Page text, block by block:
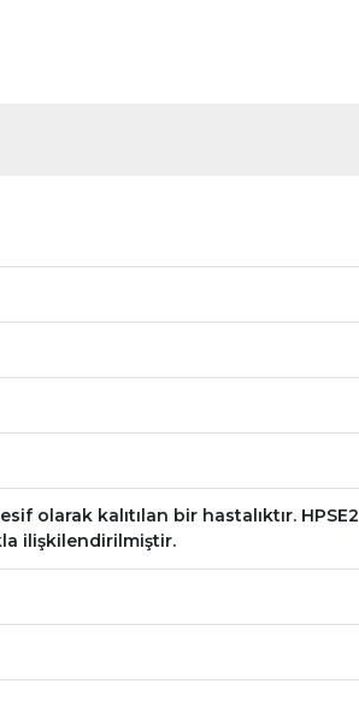
olarak kalıtılan bir hastalıktır. HPSE2
ilişkilendirilmiştir.